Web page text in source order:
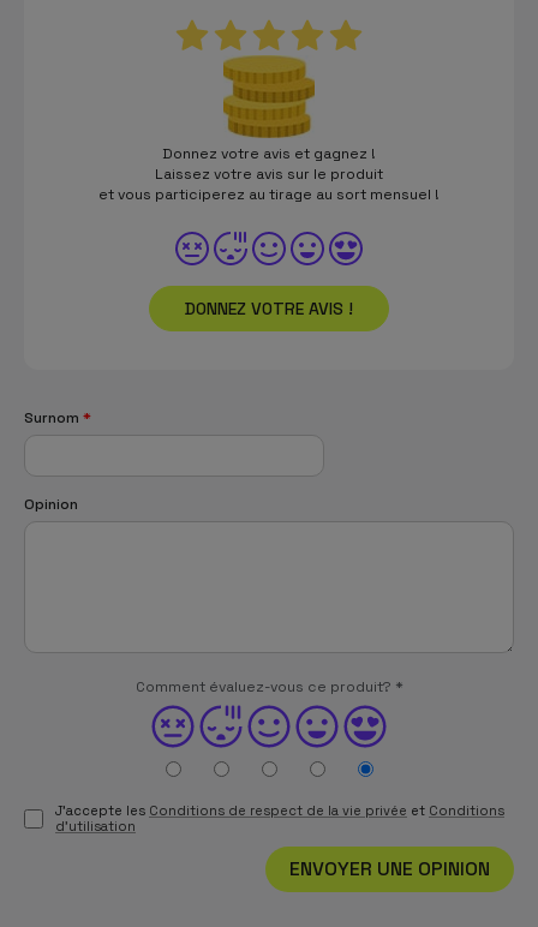
Donnez votre avis et gagnez !
Laissez votre avis sur le produit
et vous participerez au tirage au sort mensuel !
DONNEZ VOTRE AVIS !
Surnom *
Opinion
Comment évaluez-vous ce produit? *
J'accepte les Conditions de respect de la vie privée et Conditions
d'utilisation
ENVOYER UNE OPINION